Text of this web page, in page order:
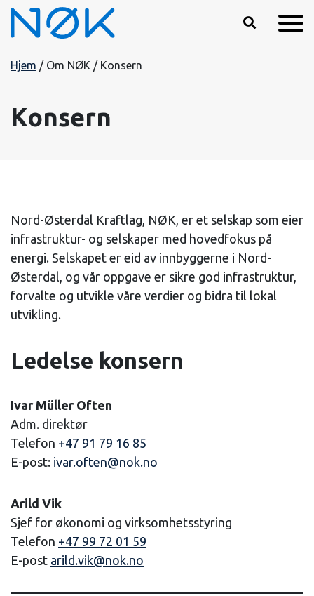
Hopp til hovedinnhold
Hjem / Om NØK / Konsern
Konsern
Nord-Østerdal Kraftlag, NØK, er et selskap som eier
infrastruktur- og selskaper med hovedfokus på
energi. Selskapet er eid av innbyggerne i Nord-
Østerdal, og vår oppgave er sikre god infrastruktur,
forvalte og utvikle våre verdier og bidra til lokal
utvikling.
Ledelse konsern
Ivar Müller Often
Adm. direktør
Telefon +47 91 79 16 85
E-post: ivar.often@nok.no
Arild Vik
Sjef for økonomi og virksomhetsstyring
Telefon +47 99 72 01 59
E-post arild.vik@nok.no